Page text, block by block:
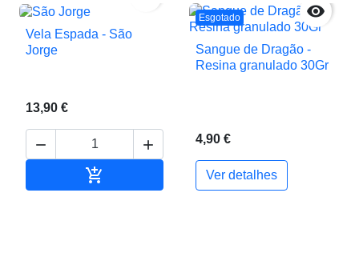
Vela Espada - São
Jorge
13,90 €
 
 Adicionar ao carrinho
Esgotado 
Sangue de Dragão -
Resina granulado 30Gr
4,90 €
Ver detalhes